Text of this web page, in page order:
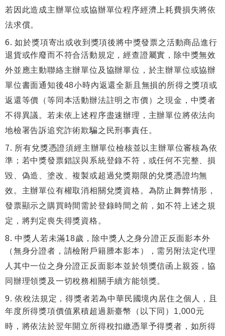
若因此造成主辦單位或協辦單位程序經濟上耗費損失將依
法求償。
如於獎項寄出或收到獎項後將中獎發票之活動商品進行
退貨或作廢而不符合活動規定，經查證屬實，除中獎無效
外並應主動聯絡主辦單位及協辦單位，於主辦單位或協辦
單位書面通知後48小時內返還全新且無損的所得之獎項或
返還等價（等同本活動辦法註明之市價）之現金，中獎者
不得異議。若未依上述程序盡速辦理，主辦單位將依法向
地檢署告訴追究詐術欺騙之民刑事責任。
所有兌獎憑證須經主辦單位檢核並以主辦單位審核為依
準；若中獎發票錯誤與系統登錄不符，或任何不完整、損
毀、偽造、塗改、複製或超過兌獎期限的兌獎憑證均無
效。主辦單位有權取消相關兌獎資格。為防止舞弊情形，
發票顯示之購買時間需於登錄時間之前，如不符上述之規
定，將判定喪失得獎資格。
中獎人若未滿18歲，除中獎人之身分證正反面影本外
（無身分證者，請檢附戶籍謄本影本），需另附法定代理
人其中一位之身分證正反面影本並於領獎信函上親簽，協
同辦理領獎及一切稅務相關手續方能領獎。
依稅法規定，得獎者若為中華民國境內居住之個人，且
年度所得獎項價值累積超過新臺幣（以下同）1,000元
時，將依法於翌年開立所得稅扣繳憑單予得獎者，如所得